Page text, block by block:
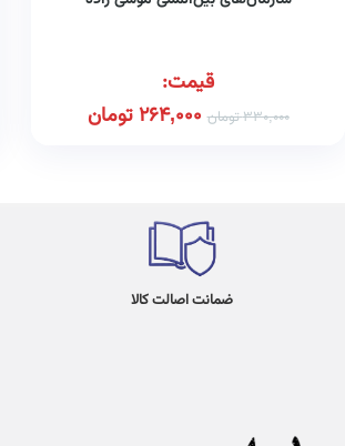
قیمت:
330,000تومان 264,000تومان
ضمانت اصالت کالا